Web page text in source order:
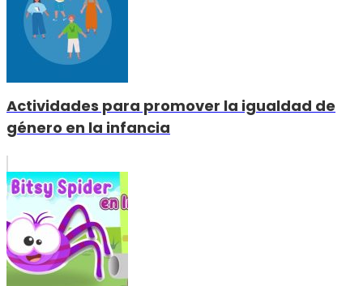
Actividades para promover la igualdad de
género en la infancia